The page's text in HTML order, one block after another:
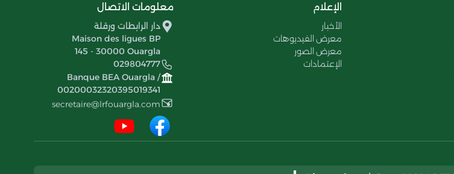
30
13
30
-11
30
-14
30
-28
32
16 إتحاد بريدة 30
0
31
الإعلام
الأخبار
معرض الفيديوهات
معرض الصور
الإعتمادات
معلومات الاتصال
دار الرابطات ورقلة
Maison des ligues BP
145 - 30000 Ouargla
029804777
Banque BEA Ouargla /
00200032320395019341
secretaire@lrfouargla.com